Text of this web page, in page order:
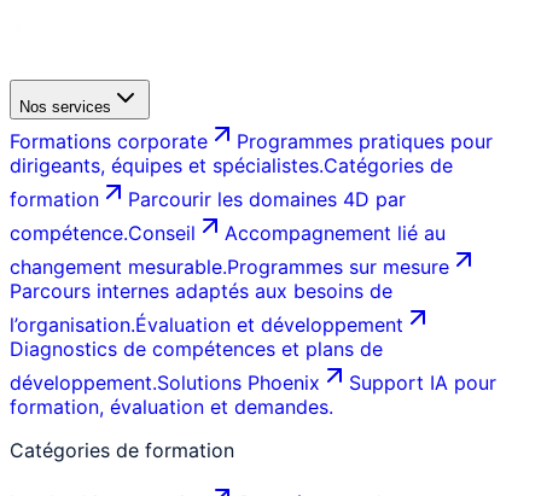
Nos services
Formations corporate
Programmes pratiques pour
dirigeants, équipes et spécialistes.Catégories de
formation
Parcourir les domaines 4D par
compétence.Conseil
Accompagnement lié au
changement mesurable.Programmes sur mesure
Parcours internes adaptés aux besoins de
l’organisation.Évaluation et développement
Diagnostics de compétences et plans de
développement.Solutions Phoenix
Support IA pour
formation, évaluation et demandes.
Catégories de formation